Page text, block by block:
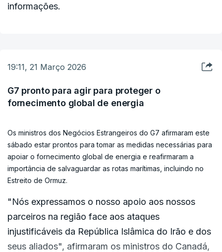
informações.
19:11, 21 Março 2026
G7 pronto para agir para proteger o
fornecimento global de energia
Os ministros dos Negócios Estrangeiros do G7 afirmaram este
sábado estar prontos para tomar as medidas necessárias para
apoiar o fornecimento global de energia e reafirmaram a
importância de salvaguardar as rotas marítimas, incluindo no
Estreito de Ormuz.
"Nós expressamos o nosso apoio aos nossos
parceiros na região face aos ataques
injustificáveis da República Islâmica do Irão e dos
seus aliados", afirmaram os ministros do Canadá,